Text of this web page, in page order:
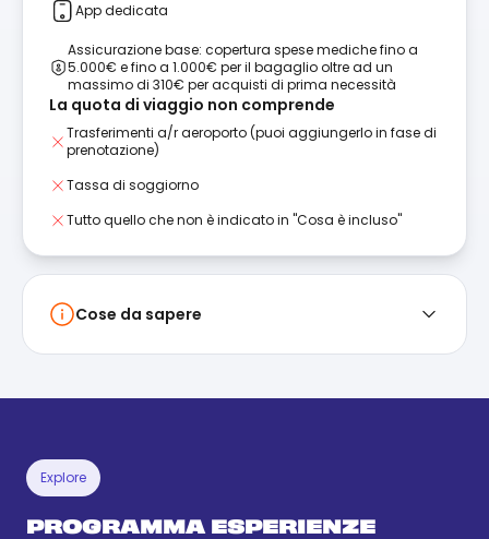
App dedicata
Assicurazione base: copertura spese mediche fino a
5.000€ e fino a 1.000€ per il bagaglio oltre ad un
massimo di 310€ per acquisti di prima necessità
La quota di viaggio non comprende
Trasferimenti a/r aeroporto (puoi aggiungerlo in fase di
prenotazione)
Tassa di soggiorno
Tutto quello che non è indicato in "Cosa è incluso"
Cose da sapere
Explore
PROGRAMMA ESPERIENZE